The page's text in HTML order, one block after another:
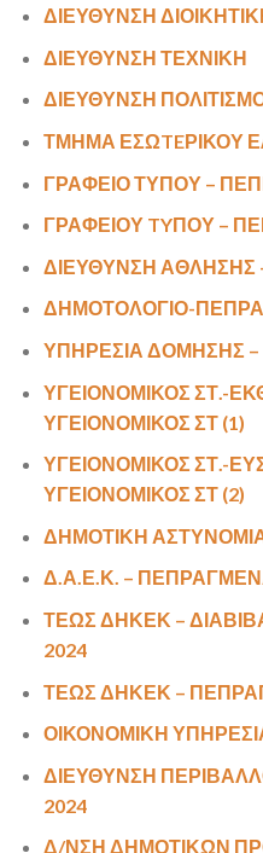
ΔΙΕΥΘΥΝΣΗ
ΔΙΕΥΘΥΝΣΗ ΤΕΧΝΙΚΗ
ΔΙΕΥΘΥΝΣΗ
ΤΜΗΜΑ ΕΣΩTEΡΙΚΟΥ
ΓΡΑΦΕΙΟ ΤΥΠΟΥ –
ΓΡΑΦΕΙΟΥ TYΠΟΥ –
ΔΙΕΥΘΥΝΣΗ ΑΘΛΗΣΗΣ
ΔΗΜΟΤΟΛΟΓΙΟ-
ΥΠΗΡΕΣΙΑ ΔΟΜΗΣΗΣ
ΥΓΕΙΟΝΟΜΙΚΟΣ ΣΤ.-
ΥΓΕΙΟΝΟΜΙΚΟΣ ΣΤ (1)
ΥΓΕΙΟΝΟΜΙΚΟΣ ΣΤ.-
ΥΓΕΙΟΝΟΜΙΚΟΣ ΣΤ (2)
ΔΗΜΟΤΙΚΗ
Δ.Α.Ε.Κ. –
ΤΕΩΣ ΔΗΚΕΚ –
2024
ΤΕΩΣ ΔΗΚΕΚ –
ΟΙΚΟΝΟΜΙΚΗ
ΔΙΕΥΘΥΝΣΗ
2024
Δ/ΝΣΗ ΔΗΜΟΤΙΚΩΝ